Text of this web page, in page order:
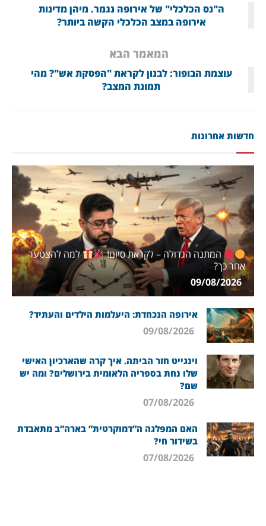
ה"נס הכלכלי" של אירופה נגמר. מיהן מדינות
אירופה במצב הכלכלי הקשה ביותר?
המאמר הבא
עוצמת הבופור: לבנון לקראת "הפסקת אש"? מהי
תמונת המצב?
חדשות אחרונות
המתנה הגדולה – לקראת סיום!
למה להצטער
אחר כך?
אירופה הנכחדת: היעלמות הילדים והעתיד?
וינגייט חזר הביתה. איך קרה שהארכיון האישי
שלו נחת בספריה הלאומית בירושלים? ומה יש
שם?
האם המפלגה ה”דמוקרטית” בארה”ב מתאבדת
בשידור חי?